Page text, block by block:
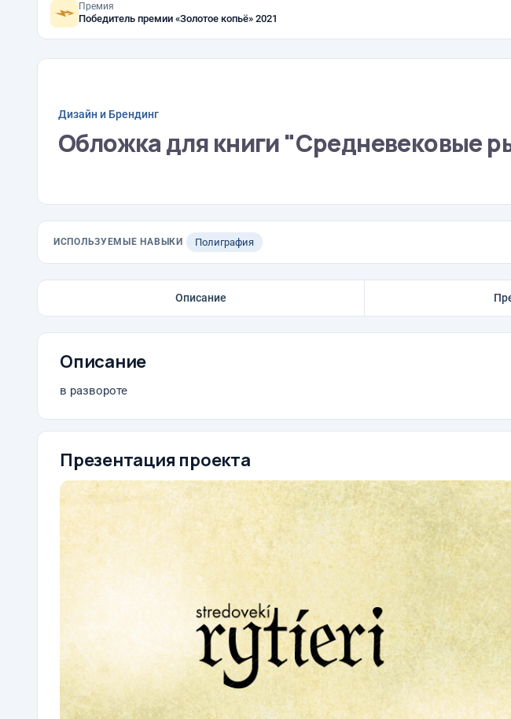
Премия
Победитель премии «Золотое копьё» 2021
Дизайн и Брендинг
Обложка для книги "Средневековые
ИСПОЛЬЗУЕМЫЕ НАВЫКИ Полиграфия
Описание
Описание
в развороте
Презентация проекта